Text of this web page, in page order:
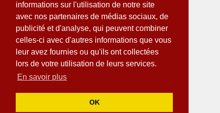
informations sur l'utilisation de notre site
avec nos partenaires de médias sociaux, de
publicité et d'analyse, qui peuvent combiner
celles-ci avec d'autres informations que vous
leur avez fournies ou qu'ils ont collectées
lors de votre utilisation de leurs services.
En savoir plus
OK